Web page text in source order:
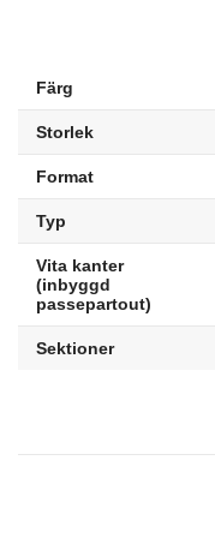
Färg
Storlek
Format
Typ
Vita kanter
(inbyggd
passepartout)
Sektioner